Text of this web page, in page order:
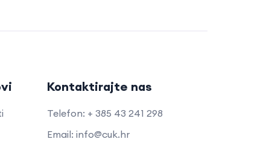
Kontaktirajte nas
Telefon: + 385 43 241 298
Email: info@cuk.hr